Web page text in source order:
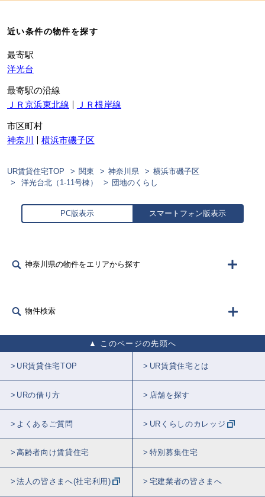
近い条件の物件を探す
最寄駅
洋光台
最寄駅の沿線
ＪＲ京浜東北線
ＪＲ根岸線
市区町村
神奈川
横浜市磯子区
UR賃貸住宅TOP 関東 神奈川県
横浜市磯子区
洋光台北（1-11号棟）
団地のくらし
PC版表示 スマートフォン版表示
神奈川県の物件をエリアから探す
物件検索
このページの先頭へ
UR賃貸住宅TOP UR賃貸住宅とは
URの借り方 店舗を探す
よくあるご質問 URくらしのカレッジ
高齢者向け賃貸住宅 特別募集住宅
法人の皆さまへ(社宅利用) 宅建業者の皆さまへ